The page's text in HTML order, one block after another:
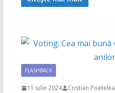
FLASHBACK
11 iulie 2024 Cristian Poetelea